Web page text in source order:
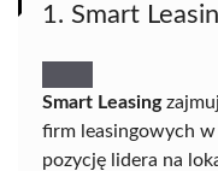
1. Smart
Smart Leasing
firm leasingowych
pozycję lidera na